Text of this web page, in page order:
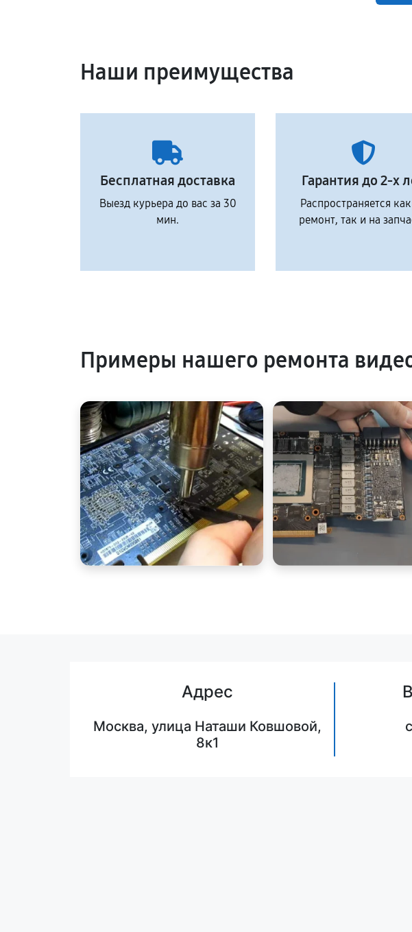
Наши преимущества
Бесплатная доставка
Выезд курьера до вас за 30
мин.
Гарантия до 2-х
Распространяется
ремонт, так и на
Примеры нашего ремонта
Адрес
Москва, улица Наташи Ковшовой,
8к1